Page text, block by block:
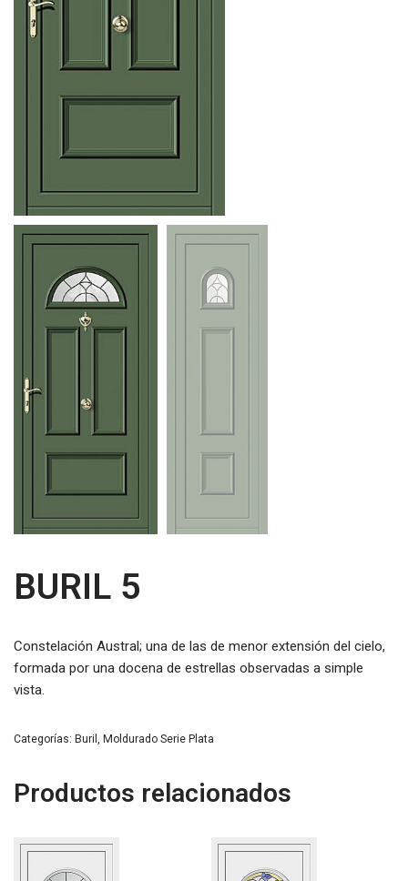
BURIL 5
Constelación Austral; una de las de menor extensión del cielo,
formada por una docena de estrellas observadas a simple
vista.
Categorías: Buril , Moldurado Serie Plata
Productos relacionados